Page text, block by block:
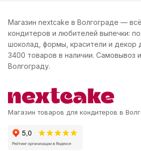
Магазин nextcake в Волгограде —
кондитеров и любителей выпечки:
шоколад, формы, красители и декор
3400 товаров в наличии. Самовывоз
Волгограду.
Магазин товаров для кондитеров в